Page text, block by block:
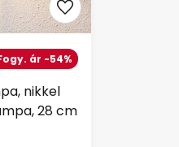
nikkel
28 cm
ár -54%